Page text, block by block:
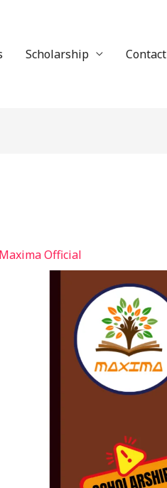
Scholarship Contact
Maxima Official